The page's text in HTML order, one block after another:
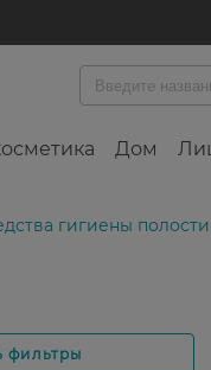
Дом
гигиены
фильтры